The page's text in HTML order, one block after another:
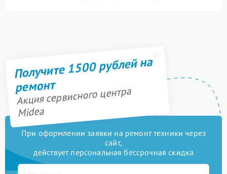
Получите 1500 рублей на
ремонт
Акция сервисного центра
Midea
При оформлении заявки на ремонт техники через
сайт,
действует персональная бессрочная скидка